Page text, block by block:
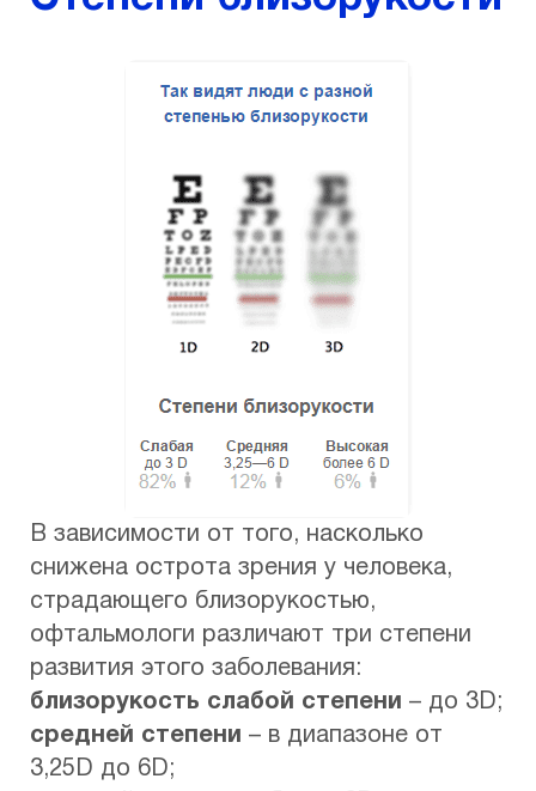
В зависимости от того, насколько
снижена острота зрения у человека,
страдающего близорукостью,
офтальмологи различают три степени
развития этого заболевания:
близорукость слабой степени – до 3D;
средней степени – в диапазоне от
3,25D до 6D;